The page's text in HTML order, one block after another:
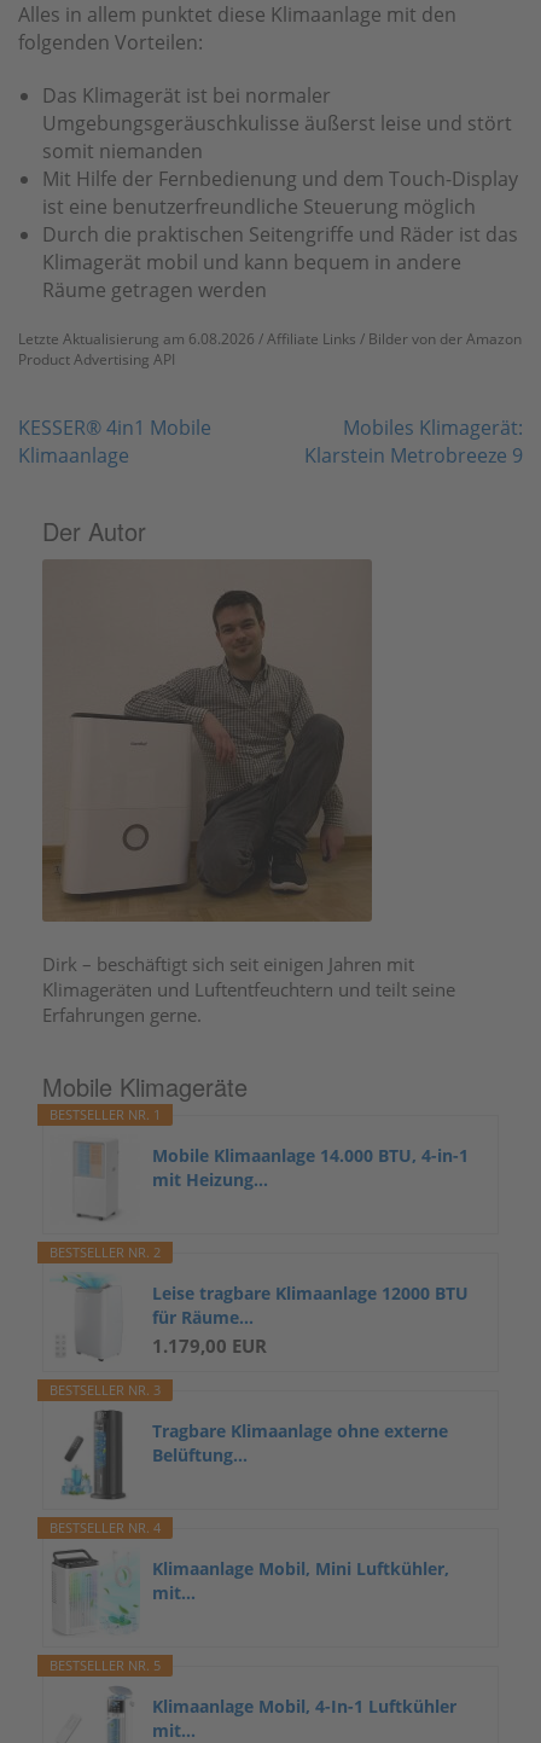
Alles in allem punktet diese Klimaanlage mit den
folgenden Vorteilen:
Das Klimagerät ist bei normaler
Umgebungsgeräuschkulisse äußerst leise und stört
somit niemanden
Mit Hilfe der Fernbedienung und dem Touch-Display
ist eine benutzerfreundliche Steuerung möglich
Durch die praktischen Seitengriffe und Räder ist das
Klimagerät mobil und kann bequem in andere
Räume getragen werden
Letzte Aktualisierung am 6.08.2026 / Affiliate Links / Bilder von der Amazon
Product Advertising API
Beitragsnavigation
KESSER® 4in1 Mobile
Klimaanlage
Mobiles Klimagerät:
Klarstein Metrobreeze 9
Der Autor
Dirk – beschäftigt sich seit einigen Jahren mit
Klimageräten und Luftentfeuchtern und teilt seine
Erfahrungen gerne.
Mobile Klimageräte
BESTSELLER NR. 1
Mobile Klimaanlage 14.000 BTU, 4-in-1
mit Heizung...
BESTSELLER NR. 2
Leise tragbare Klimaanlage 12000 BTU
für Räume...
1.179,00 EUR
BESTSELLER NR. 3
Tragbare Klimaanlage ohne externe
Belüftung...
BESTSELLER NR. 4
Klimaanlage Mobil, Mini Luftkühler,
mit...
BESTSELLER NR. 5
Klimaanlage Mobil, 4-In-1 Luftkühler
mit...